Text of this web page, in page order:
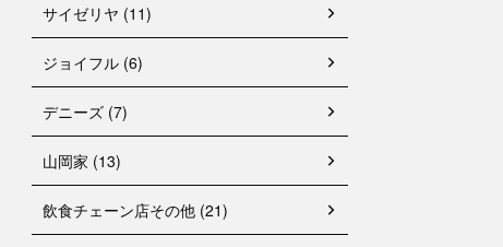
サイゼリヤ (11)
ジョイフル (6)
デニーズ (7)
山岡家 (13)
飲食チェーン店その他 (21)